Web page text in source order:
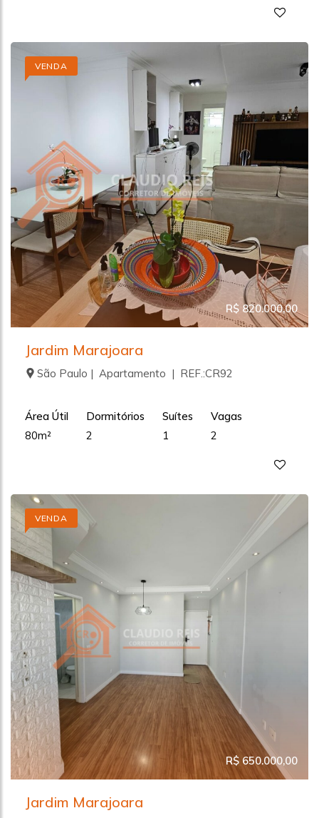
VENDA
R$ 820.000,00
Jardim Marajoara
São Paulo | Apartamento | REF.:CR92
Área Útil
80m²
Dormitórios
2
Suítes
1
Vagas
2
VENDA
R$ 650.000,00
Jardim Marajoara